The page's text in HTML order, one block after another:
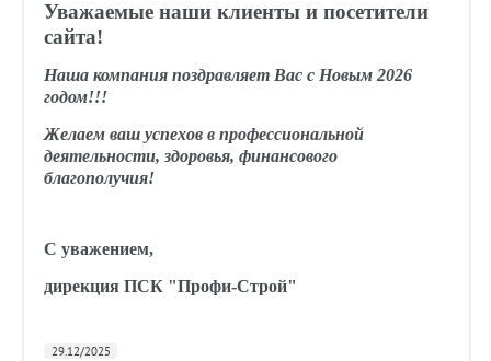
Уважаемые наши клиенты и посетители
сайта!
Наша компания поздравляет Вас с Новым 2026
годом!!!
Желаем ваш успехов в профессиональной
деятельности, здоровья, финансового
благополучия!
С уважением,
дирекция ПСК "Профи-Строй"
29.12/2025